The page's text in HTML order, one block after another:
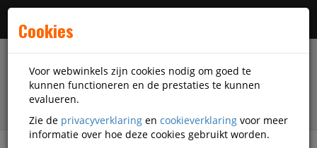
Cookies
Voor webwinkels zijn cookies nodig om goed te
kunnen functioneren en de prestaties te kunnen
evalueren.
Zie de privacyverklaring en cookieverklaring voor meer
informatie over hoe deze cookies gebruikt worden.